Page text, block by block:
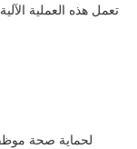
تعمل هذه العملية
لحماية صحة